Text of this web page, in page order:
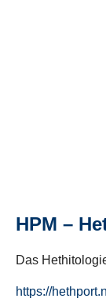
HPM –
Das
https://